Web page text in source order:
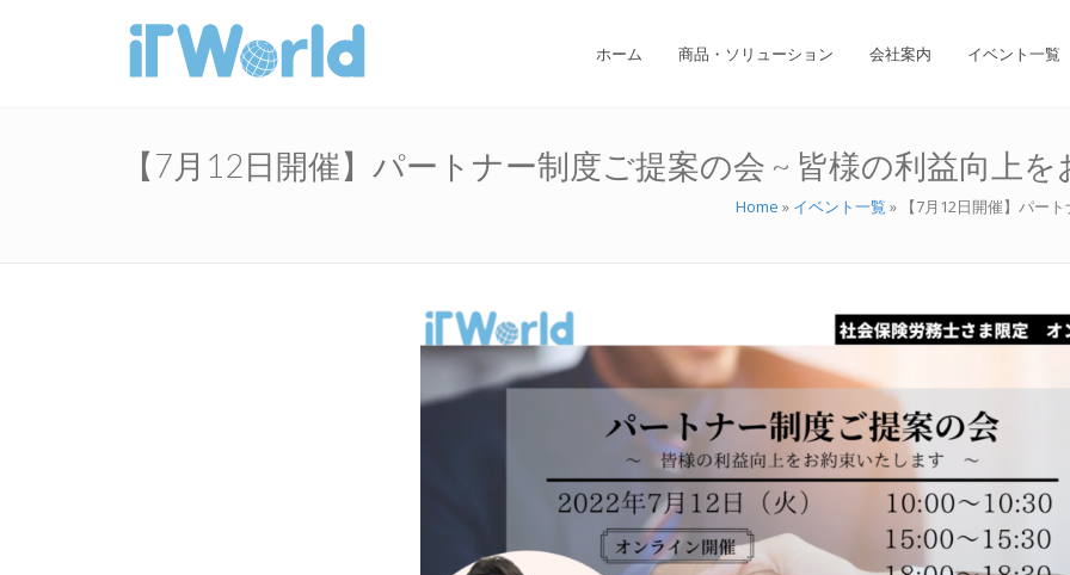
ホーム 商品・ソリューション 会社案内 イベント一覧
【7月12日開催】パートナー制度ご提案の会 ~ 皆様の利益向上
Home » イベント一覧 » 【7月12日開催】パー